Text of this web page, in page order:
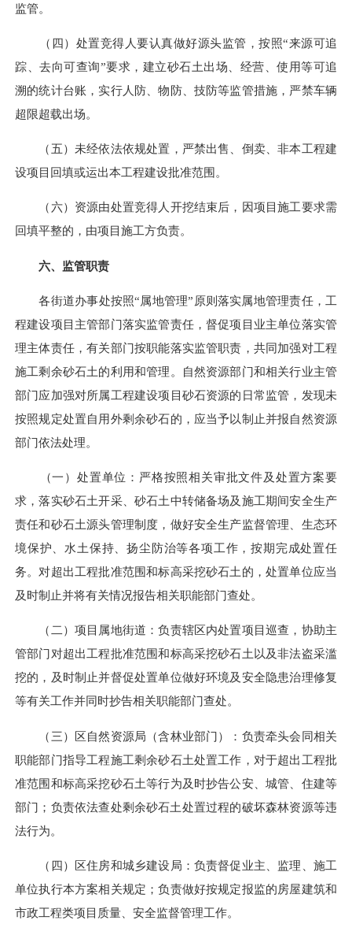
监管。
（四）处置竞得人要认真做好源头监管，按照“来源可追
踪、去向可查询”要求，建立砂石土出场、经营、使用等可追
溯的统计台账，实行人防、物防、技防等监管措施，严禁车辆
超限超载出场。
（五）未经依法依规处置，严禁出售、倒卖、非本工程建
设项目回填或运出本工程建设批准范围。
（六）资源由处置竞得人开挖结束后，因项目施工要求需
回填平整的，由项目施工方负责。
六、监管职责
各街道办事处按照“属地管理”原则落实属地管理责任，工
程建设项目主管部门落实监管责任，督促项目业主单位落实管
理主体责任，有关部门按职能落实监管职责，共同加强对工程
施工剩余砂石土的利用和管理。自然资源部门和相关行业主管
部门应加强对所属工程建设项目砂石资源的日常监管，发现未
按照规定处置自用外剩余砂石的，应当予以制止并报自然资源
部门依法处理。
（一）处置单位：严格按照相关审批文件及处置方案要
求，落实砂石土开采、砂石土中转储备场及施工期间安全生产
责任和砂石土源头管理制度，做好安全生产监督管理、生态环
境保护、水土保持、扬尘防治等各项工作，按期完成处置任
务。对超出工程批准范围和标高采挖砂石土的，处置单位应当
及时制止并将有关情况报告相关职能部门查处。
（二）项目属地街道：负责辖区内处置项目巡查，协助主
管部门对超出工程批准范围和标高采挖砂石土以及非法盗采滥
挖的，及时制止并督促处置单位做好环境及安全隐患治理修复
等有关工作并同时抄告相关职能部门查处。
（三）区自然资源局（含林业部门）：负责牵头会同相关
职能部门指导工程施工剩余砂石土处置工作，对于超出工程批
准范围和标高采挖砂石土等行为及时抄告公安、城管、住建等
部门；负责依法查处剩余砂石土处置过程的破坏森林资源等违
法行为。
（四）区住房和城乡建设局：负责督促业主、监理、施工
单位执行本方案相关规定；负责做好按规定报监的房屋建筑和
市政工程类项目质量、安全监督管理工作。